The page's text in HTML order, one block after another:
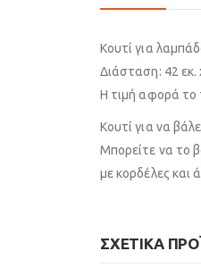
Κουτί για
Διάσταση: 42 εκ.
Η τιμή αφορά το
Κουτί για να
Μπορείτε να το
με κορδέλες και
ΣΧΕΤΙΚΆ